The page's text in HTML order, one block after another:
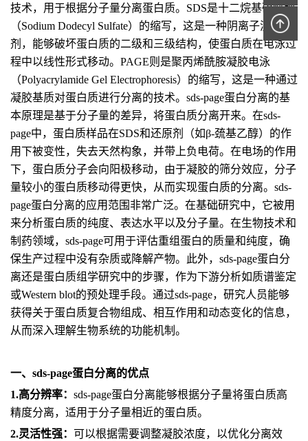
技术，用于根据分子量分离蛋白质。SDS是十二烷基硫酸钠
（Sodium Dodecyl Sulfate）的缩写，这是一种阴离子洗涤
剂，能够破坏蛋白质的二级和三级结构，使蛋白质在电泳过
程中以线性形式移动。PAGE则是聚丙烯酰胺凝胶电泳
（Polyacrylamide Gel Electrophoresis）的缩写，这是一种通过
凝胶基质对蛋白质进行分离的技术。sds-page蛋白分离的基
本原理是基于分子量的差异，将蛋白质分离开来。在sds-
page中，蛋白质样品在SDS和还原剂（如β-巯基乙醇）的作
用下被变性，失去天然构象，并带上负电荷。在电场的作用
下，蛋白质分子会向阳极移动，由于凝胶的筛分效应，分子
量较小的蛋白质移动得更快，从而实现蛋白质的分离。sds-
page蛋白分离的应用范围非常广泛。在基础研究中，它被用
来分析蛋白质的纯度、表达水平以及分子量。在生物技术和
制药领域，sds-page可用于评估重组蛋白的质量和纯度，确
保生产过程中没有杂质或降解产物。此外，sds-page蛋白分
离还是蛋白质组学研究中的步骤，作为下游分析如质谱鉴定
或Western blot的预处理手段。通过sds-page，研究人员能够
获得关于蛋白质复合物组成、相互作用和动态变化的信息，
从而深入理解生物系统的功能机制。
一、sds-page蛋白分离的优点
1.高分辨率： sds-page蛋白分离能够根据分子量将蛋白质高
精度分离，适用于分子量相近的蛋白质。
2.灵活性强： 可以根据需要调整凝胶浓度，以优化分离效